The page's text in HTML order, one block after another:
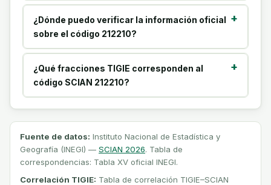
¿Dónde puedo verificar la información oficial
sobre el código 212210?
¿Qué fracciones TIGIE corresponden al
código SCIAN 212210?
Fuente de datos: Instituto Nacional de Estadística y
Geografía (INEGI) — SCIAN 2026. Tabla de
correspondencias: Tabla XV oficial INEGI.
Correlación TIGIE: Tabla de correlación TIGIE–SCIAN